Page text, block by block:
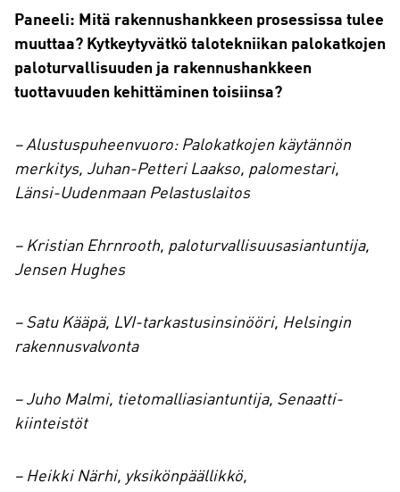
Paneeli: Mitä rakennushankkeen prosessissa tulee
muuttaa? Kytkeytyvätkö talotekniikan palokatkojen
paloturvallisuuden ja rakennushankkeen
tuottavuuden kehittäminen toisiinsa?
– Alustuspuheenvuoro: Palokatkojen käytännön
merkitys, Juhan-Petteri Laakso, palomestari,
Länsi-Uudenmaan Pelastuslaitos
– Kristian Ehrnrooth, paloturvallisuusasiantuntija,
Jensen Hughes
– Satu Kääpä, LVI-tarkastusinsinööri, Helsingin
rakennusvalvonta
– Juho Malmi, tietomalliasiantuntija, Senaatti-
kiinteistöt
– Heikki Närhi, yksikönpäällikkö,